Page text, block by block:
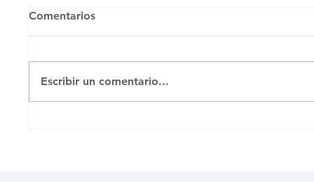
Comentarios
Escribir un comentario...